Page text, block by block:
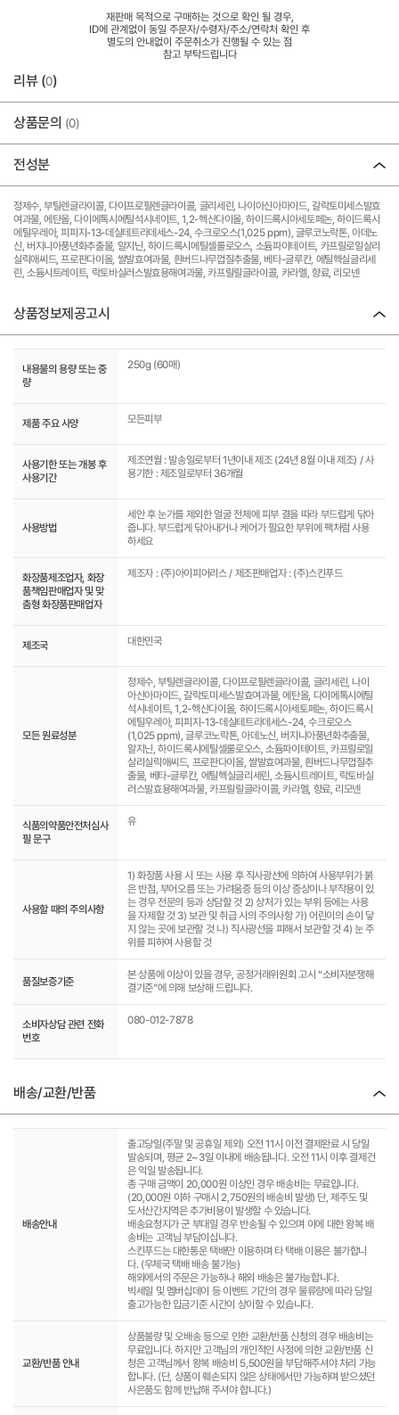
재판매 목적으로 구매하는 것으로 확인 될 경우,
ID에 관계없이 동일 주문자/수령자/주소/연락처 확인 후
별도의 안내없이 주문취소가 진행될 수 있는 점
참고 부탁드립니다
리뷰 (0)
상품문의 (0)
전성분
정제수, 부틸렌글라이콜, 다이프로필렌글라이콜, 글리세린, 나이아신아마이드, 갈락토미세스발효
여과물, 에탄올, 다이에톡시에틸석시네이트, 1,2-헥산다이올, 하이드록시아세토페논, 하이드록시
에틸우레아, 피피지-13-데실테트라데세스-24, 수크로오스(1,025 ppm), 글루코노락톤, 아데노
신, 버지니아풍년화추출물, 알지닌, 하이드록시에틸셀룰로오스, 소듐파이테이트, 카프릴로일살리
실릭애씨드, 프로판다이올, 쌀발효여과물, 흰버드나무껍질추출물, 베타-글루칸, 에틸헥실글리세
린, 소듐시트레이트, 락토바실러스발효용해여과물, 카프릴릴글라이콜, 카라멜, 향료, 리모넨
상품정보제공고시
내용물의 용량 또는 중
량
250g (60매)
제품 주요 사양 모든피부
사용기한 또는 개봉 후
사용기간
제조연월 : 발송일로부터 1년이내 제조 (24년 8월 이내 제조) / 사
용기한 : 제조일로부터 36개월
사용방법
세안 후 눈가를 제외한 얼굴 전체에 피부 결을 따라 부드럽게 닦아
줍니다. 부드럽게 닦아내거나 케어가 필요한 부위에 팩처럼 사용
하세요
화장품제조업자, 화장
품책임판매업자 및 맞
춤형 화장품판매업자
제조자 : (주)아이피어리스 / 제조판매업자 : (주)스킨푸드
제조국 대한민국
모든 원료성분
정제수, 부틸렌글라이콜, 다이프로필렌글라이콜, 글리세린, 나이
아신아마이드, 갈락토미세스발효여과물, 에탄올, 다이에톡시에틸
석시네이트, 1,2-헥산다이올, 하이드록시아세토페논, 하이드록시
에틸우레아, 피피지-13-데실테트라데세스-24, 수크로오스
(1,025 ppm), 글루코노락톤, 아데노신, 버지니아풍년화추출물,
알지닌, 하이드록시에틸셀룰로오스, 소듐파이테이트, 카프릴로일
살리실릭애씨드, 프로판다이올, 쌀발효여과물, 흰버드나무껍질추
출물, 베타-글루칸, 에틸헥실글리세린, 소듐시트레이트, 락토바실
러스발효용해여과물, 카프릴릴글라이콜, 카라멜, 향료, 리모넨
식품의약품안전처심사
필 문구
유
사용할 때의 주의사항
1) 화장품 사용 시 또는 사용 후 직사광선에 의하여 사용부위가 붉
은 반점, 부어오름 또는 가려움증 등의 이상 증상이나 부작용이 있
는 경우 전문의 등과 상담할 것 2) 상처가 있는 부위 등에는 사용
을 자제할 것 3) 보관 및 취급 시의 주의사항 가) 어린이의 손이 닿
지 않는 곳에 보관할 것 나) 직사광선을 피해서 보관할 것 4) 눈 주
위를 피하여 사용할 것
품질보증기준
본 상품에 이상이 있을 경우, 공정거래위원회 고시 “소비자분쟁해
결기준”에 의해 보상해 드립니다.
소비자상담 관련 전화
번호
080-012-7878
배송/교환/반품
배송안내
출고당일(주말 및 공휴일 제외) 오전 11시 이전 결제완료 시 당일
발송되며, 평균 2~3일 이내에 배송됩니다. 오전 11시 이후 결제건
은 익일 발송됩니다.
총 구매 금액이 20,000원 이상인 경우 배송비는 무료입니다.
(20,000원 이하 구매시 2,750원의 배송비 발생) 단, 제주도 및
도서산간지역은 추가비용이 발생할 수 있습니다.
배송요청지가 군 부대일 경우 반송될 수 있으며 이에 대한 왕복 배
송비는 고객님 부담이십니다.
스킨푸드는 대한통운 택배만 이용하며 타 택배 이용은 불가합니
다. (우체국 택배 배송 불가능)
해외에서의 주문은 가능하나 해외 배송은 불가능합니다.
빅세일 및 멤버십데이 등 이벤트 기간의 경우 물류량에 따라 당일
출고가능한 입금기준 시간이 상이할 수 있습니다.
교환/반품 안내
상품불량 및 오배송 등으로 인한 교환/반품 신청의 경우 배송비는
무료입니다. 하지만 고객님의 개인적인 사정에 의한 교환/반품 신
청은 고객님께서 왕복 배송비 5,500원을 부담해주셔야 처리 가능
합니다. (단, 상품이 훼손되지 않은 상태에서만 가능하며 받으셨던
사은품도 함께 반납해 주셔야 합니다.)